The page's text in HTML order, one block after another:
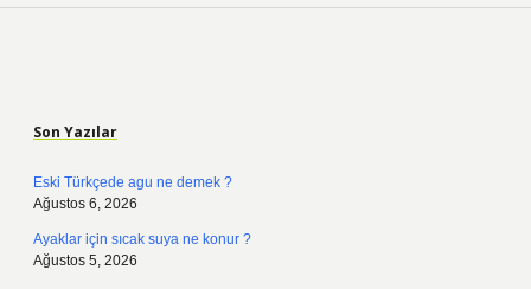
Son Yazılar
Eski Türkçede agu ne demek ?
Ağustos 6, 2026
Ayaklar için sıcak suya ne konur ?
Ağustos 5, 2026